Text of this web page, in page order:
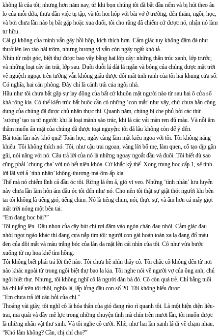
không là của tôi; nhưng hơn năm nay, từ khi bọn chúng tôi đã bắt đầu nếm và bị hút theo âu
lo của mỗi đứa, thưa dần việc tụ tập, và tôi hoi hóp với bài vở ở trường, đến thăm, ngồi, học,
và bởi chưa lần nào bị bắt gặp hoặc xua đuổi, tôi cho rằng đã chiếm cứ được nó, nhận nó làm
tư hữu.
Cái gì không của mình vẫn gây hồi hộp, kích thích hơn. Cảm giác tuy không đậm đà như
thưở lén leo rào hái trộm, nhưng hương vị vẫn còn ngây ngất khó tả.
Nhìn từ một góc, biệt thự được bao vây bằng hai lớp cây: những thân trúc xanh, lớp trước;
và những loại cây ăn trái, lớp sau. Duồi duỗi lá dài lá ngắn và bóng của chúng được mặt trời
vẽ nguệch ngoạc trên tường vẫn không giấu được đôi mắt tinh ranh của tôi hai khung cửa sổ.
Có nghĩa, hai căn phòng. Đây chỉ là cánh trái của ngôi nhà.
Hầu như tôi chưa bắt gặp sự lay động của bất cứ khuôn mặt người nào từ sau hai ô cửa sổ
khá rộng kia. Có thể kiến trúc bắt buộc cần có những ‘con mắt’ như vậy, chứ chưa hẳn công
dụng của chúng đã được chủ nhân thực thi. Quanh năm, chúng bị che phủ bởi các thứ
‘sương’ tạo ra từ người: khi là loại mành sáo trúc, khi là các vải màn ren đủ màu. Và nỗi âm
thầm muốn ẩn mặt của chúng đã được toại nguyện: tôi đã lâu không còn để ý đến.
Bài toán lần này khó quá! Toán học, ngày càng làm mặt kiêu ngoa với tôi. Tôi không năng
khiếu. Tôi không thích nó. Tôi, như cậu trai ngoan, vâng lời bố mẹ, làm quen, cố tạo dịp gần
gũi, nói năng với nó. Câu trả lời của nó là những ngoay ngoắt đầu và đuôi. Tôi biết dù sao
cũng phải ‘chung chạ’ với nó hết niên khóa. Cứ khắc kỷ thế. Xong trung học cấp 1, sẽ tính
lời lãi với ả ‘tình nhân’ không-thương-mà-ôm-ấp kia.
Thế mà nó chiếm lĩnh cả đầu óc tôi. Rừng lá êm ả, gió vi veo. Những ‘tình nhân’ lưu luyến
này chưa lần làm hôn ám đầu óc tôi đến như nó. Cho nên tôi thật sự giật thót người khi bên
tai tôi không là tiếng gió, tiếng chim. Nó là tiếng chim, nói, thực sự, và ấm hơn cả mấy giọt
mặt trời nóng một bên tai:
“Em đang học bài?”
Tôi ngẩng lên. Đầu nhọn của cây bút chì rơi đâm vào ngón chân đau nhói. Cảm giác đau
nhói ngọt ngào khác thì đang cựa nắp tim tôi: người con gái hoàn toàn xa lạ đang đổ màu
đen của đôi mắt và màu trắng bóc của làn da mặt lên cái nhìn của tôi. Cô như vừa bước
xuống từ nụ hoa khế tím hồng.
Tôi không biết phải trả lời thế nào. Tôi chưa hề nhìn thấy cô. Tôi chắc cô không đến từ nơi
nào khác ngoài từ trong ngôi biệt thự bao la kia. Tôi nghe nói về người vợ của ông anh, chủ
ngôi biệt thự. Nhưng, tôi không nghĩ cô là người đàn bà đó. Cô còn quá trẻ. Chỉ bằng tuổi
bà chị kế trên tôi thôi, nghĩa là, lấp lửng đầu con số 20. Tôi không hiểu được.
“Em chưa trả lời câu hỏi của chị.”
Thoáng vài giây, tôi nghĩ cô là hóa thân của gió đang rào rì quanh tôi. Là một hiện diện liêu-
trai, ma quái và đầy mê lực trong những chuyện tình mà chín trên mươi lần, tôi muốn được
là những nhân vật thư sinh. Và tôi nghe cô cười. Khẽ, như hai làn xanh lá đi về chạm nhau.
“Khó lắm không? Cần, chị chỉ cho?”